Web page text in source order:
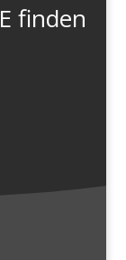
finden